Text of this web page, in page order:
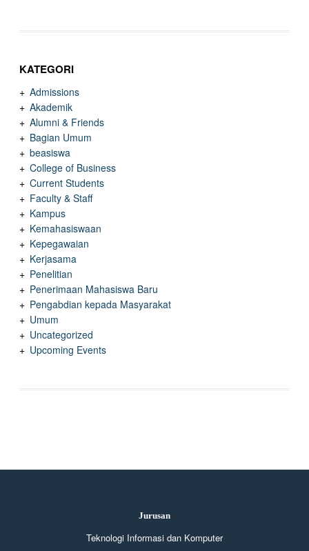
KATEGORI
Admissions
Akademik
Alumni & Friends
Bagian Umum
beasiswa
College of Business
Current Students
Faculty & Staff
Kampus
Kemahasiswaan
Kepegawaian
Kerjasama
Penelitian
Penerimaan Mahasiswa Baru
Pengabdian kepada Masyarakat
Umum
Uncategorized
Upcoming Events
Jurusan
Teknologi Informasi dan Komputer